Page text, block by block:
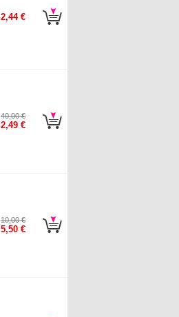
2,44 €
40,00 €
2,49 €
10,00 €
5,50 €